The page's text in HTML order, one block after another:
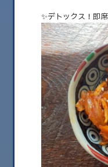
2025.04.07
４月のカラダを
即席大根キムチ🌸
こんにちは！大根大好き！
季節✨ 寒さでため込んだ
✨デトックス！即席